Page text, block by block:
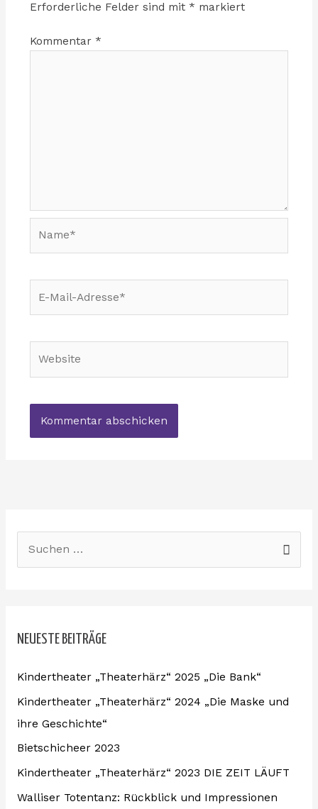
Erforderliche Felder sind mit * markiert
Kommentar *
Mail-
e
n
a
c
h
:
NEUESTE BEITRÄGE
Kindertheater „Theaterhärz“ 2025 „Die Bank“
Kindertheater „Theaterhärz“ 2024 „Die Maske und
ihre Geschichte“
Bietschicheer 2023
Kindertheater „Theaterhärz“ 2023 DIE ZEIT LÄUFT
Walliser Totentanz: Rückblick und Impressionen